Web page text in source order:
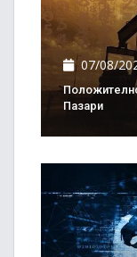
07/08/
Пазари